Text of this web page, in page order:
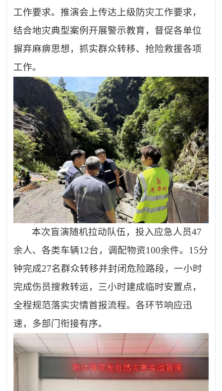
工作要求。推演会上传达上级防灾工作要求，
结合地灾典型案例开展警示教育，督促各单位
摒弃麻痹思想，抓实群众转移、抢险救援各项
工作。
本次盲演随机拉动队伍，投入应急人员47
余人、各类车辆12台，调配物资100余件。15分
钟完成27名群众转移并封闭危险路段，一小时
完成伤员搜救转运，三小时建成临时安置点，
全程规范落实灾情首报流程。各环节响应迅
速，多部门衔接有序。